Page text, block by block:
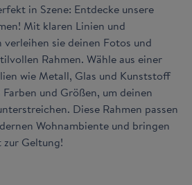
in Szene: Entdecke unsere
Mit klaren Linien und
sie deinen Fotos und
Rahmen. Wähle aus einer
wie Metall, Glas und Kunststoff
und Größen, um deinen
Diese Rahmen passen
Wohnambiente und bringen
Geltung!